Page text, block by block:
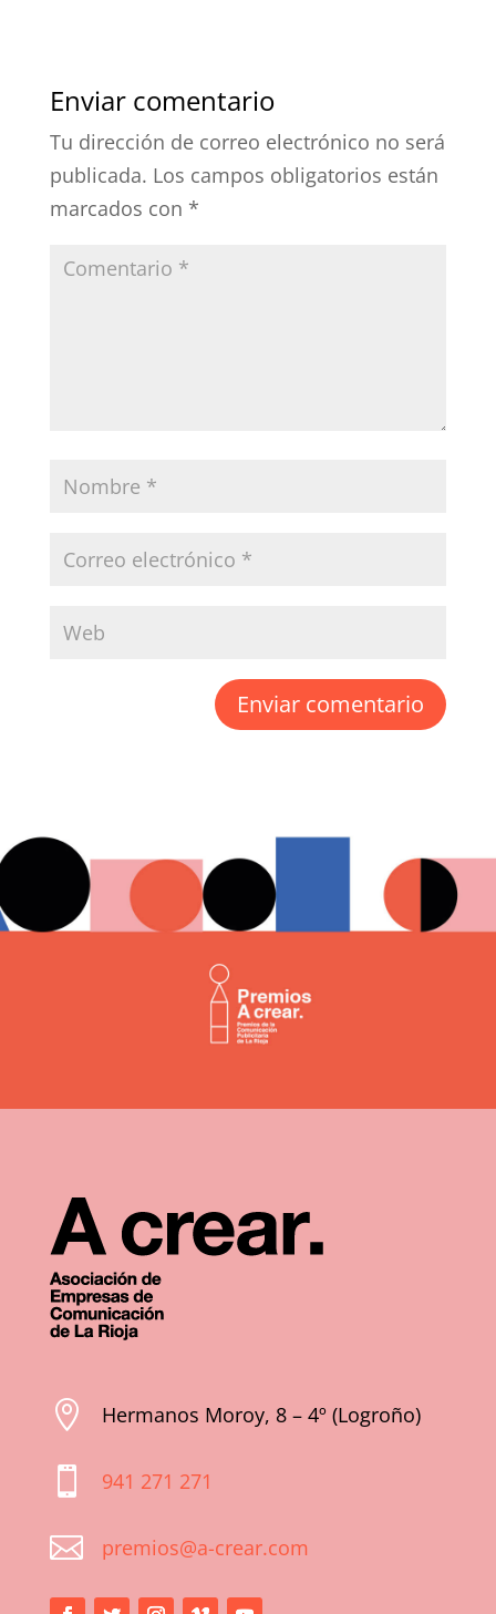
Enviar comentario
Tu dirección de correo electrónico no será
publicada. Los campos obligatorios están
marcados con *
 Hermanos Moroy, 8 – 4º (Logroño)
 941 271 271
 premios@a-crear.com